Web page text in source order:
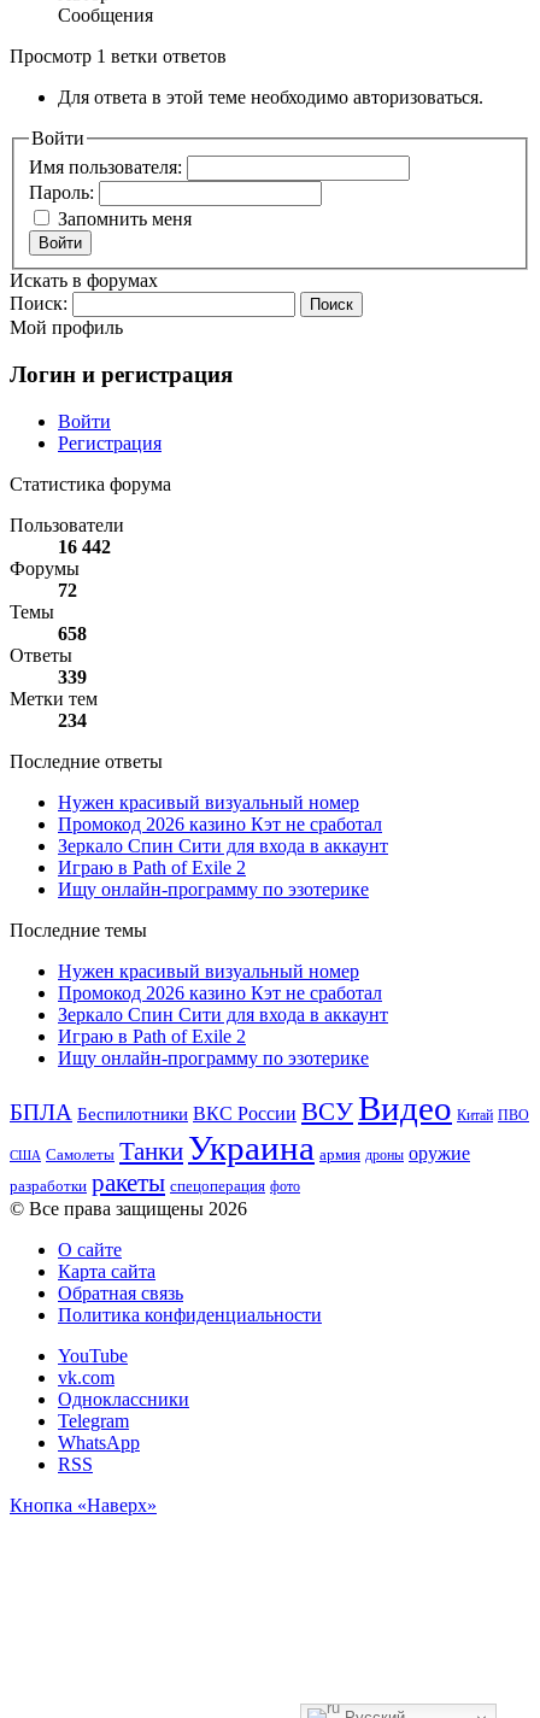
Сообщения
Просмотр 1 ветки ответов
Для ответа в этой теме необходимо авторизоваться.
Войти
Имя пользователя:
Пароль:
Запомнить меня
Войти
Искать в форумах
Поиск:
Мой профиль
Логин и регистрация
Войти
Регистрация
Статистика форума
Пользователи
16 442
Форумы
72
Темы
658
Ответы
339
Метки тем
234
Последние ответы
Нужен красивый визуальный номер
Промокод 2026 казино Кэт не сработал
Зеркало Спин Сити для входа в аккаунт
Играю в Path of Exile 2
Ищу онлайн-программу по эзотерике
Последние темы
Нужен красивый визуальный номер
Промокод 2026 казино Кэт не сработал
Зеркало Спин Сити для входа в аккаунт
Играю в Path of Exile 2
Ищу онлайн-программу по эзотерике
БПЛА Беспилотники ВКС России ВСУВидео Китай ПВО
США Самолеты Танки Украина армия дроны оружие
разработки ракеты спецоперация фото
© Все права защищены 2026
О сайте
Карта сайта
Обратная связь
Политика конфиденциальности
YouTube
vk.com
Одноклассники
Telegram
WhatsApp
RSS
Кнопка «Наверх»